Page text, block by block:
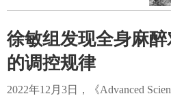
徐敏组发现全身麻
的调控规律
2022年12月3日，《Advanced